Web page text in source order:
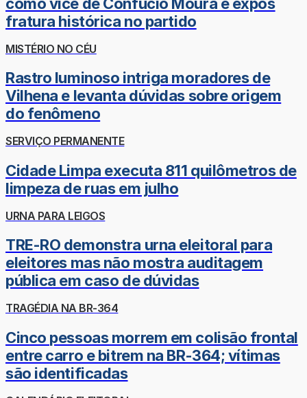
fratura histórica no partido
MISTÉRIO NO CÉU
Rastro luminoso intriga moradores de
Vilhena e levanta dúvidas sobre origem
do fenômeno
SERVIÇO PERMANENTE
Cidade Limpa executa 811 quilômetros de
limpeza de ruas em julho
URNA PARA LEIGOS
TRE-RO demonstra urna eleitoral para
eleitores mas não mostra auditagem
pública em caso de dúvidas
TRAGÉDIA NA BR-364
Cinco pessoas morrem em colisão frontal
entre carro e bitrem na BR-364; vítimas
são identificadas